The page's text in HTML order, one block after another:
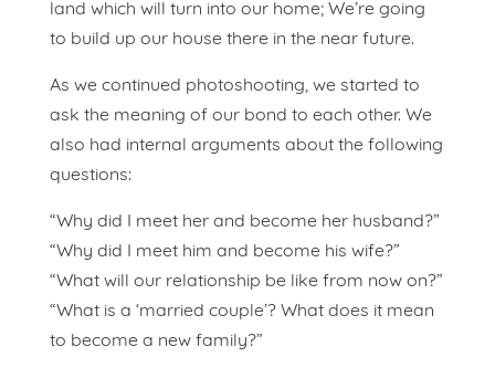
land which will turn into our home; We’re going
to build up our house there in the near future.
As we continued photoshooting, we started to
ask the meaning of our bond to each other. We
also had internal arguments about the following
questions:
“Why did I meet her and become her husband?”
“Why did I meet him and become his wife?”
“What will our relationship be like from now on?”
“What is a ‘married couple’? What does it mean
to become a new family?”